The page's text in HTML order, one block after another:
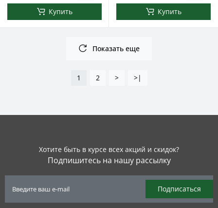
Купить Купить
Показать еще
1 2 > >|
Хотите быть в курсе всех акций и скидок?
Подпишитесь на нашу рассылку
Подписаться